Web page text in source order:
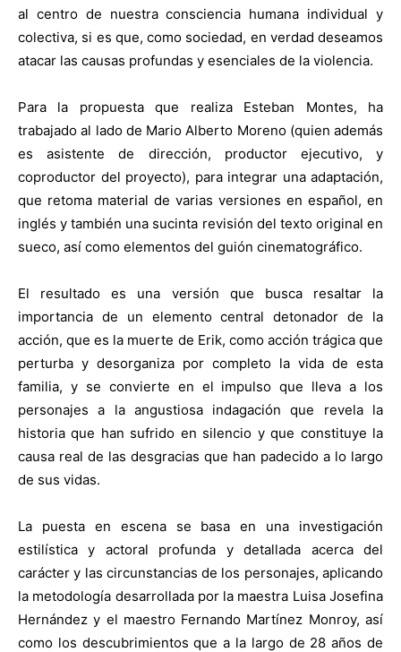
al centro de nuestra consciencia humana individual y
colectiva, si es que, como sociedad, en verdad deseamos
atacar las causas profundas y esenciales de la violencia.
Para la propuesta que realiza Esteban Montes, ha
trabajado al lado de Mario Alberto Moreno (quien además
es asistente de dirección, productor ejecutivo, y
coproductor del proyecto), para integrar una adaptación,
que retoma material de varias versiones en español, en
inglés y también una sucinta revisión del texto original en
sueco, así como elementos del guión cinematográfico.
El resultado es una versión que busca resaltar la
importancia de un elemento central detonador de la
acción, que es la muerte de Erik, como acción trágica que
perturba y desorganiza por completo la vida de esta
familia, y se convierte en el impulso que lleva a los
personajes a la angustiosa indagación que revela la
historia que han sufrido en silencio y que constituye la
causa real de las desgracias que han padecido a lo largo
de sus vidas.
La puesta en escena se basa en una investigación
estilística y actoral profunda y detallada acerca del
carácter y las circunstancias de los personajes, aplicando
la metodología desarrollada por la maestra Luisa Josefina
Hernández y el maestro Fernando Martínez Monroy, así
como los descubrimientos que a la largo de 28 años de